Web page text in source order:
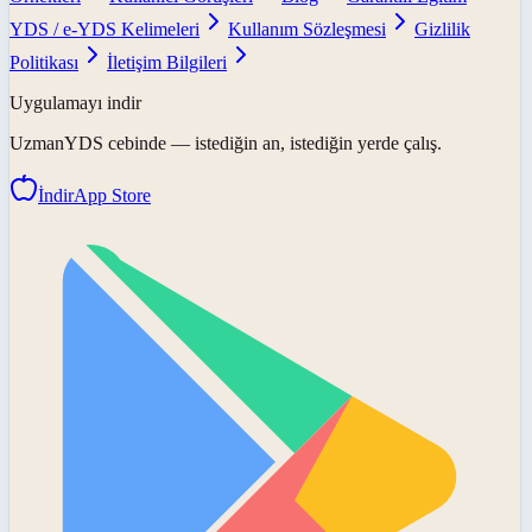
YDS / e-YDS Kelimeleri
Kullanım Sözleşmesi
Gizlilik
Politikası
İletişim Bilgileri
Uygulamayı indir
UzmanYDS cebinde — istediğin an, istediğin yerde çalış.
İndirApp Store